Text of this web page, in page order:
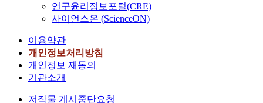
연구윤리정보포털(CRE)
사이언스온 (ScienceON)
이용약관
개인정보처리방침
개인정보 재동의
기관소개
저작물 게시중단요청